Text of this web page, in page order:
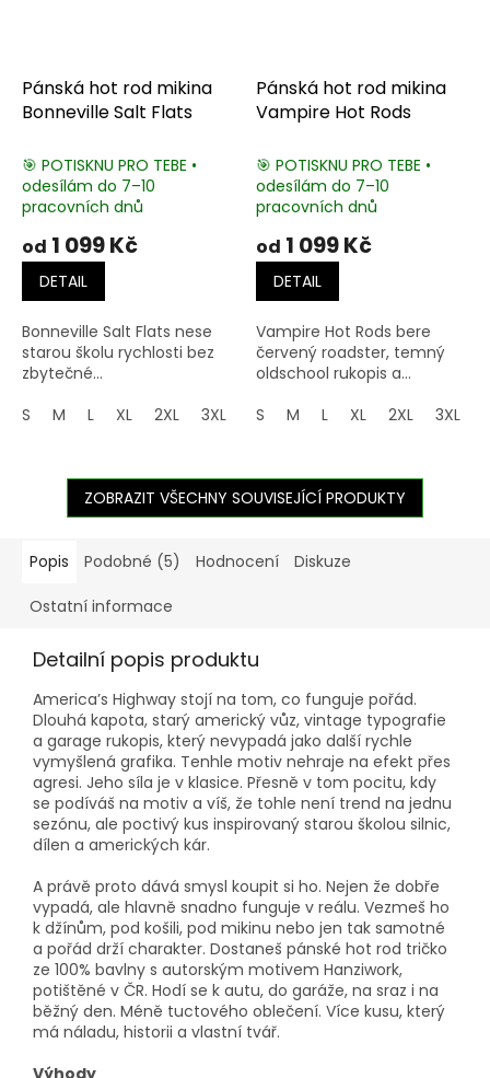
Pánská hot rod mikina
Bonneville Salt Flats
🎯 POTISKNU PRO TEBE •
odesílám do 7–10
pracovních dnů
od 1 099 Kč
DETAIL
Bonneville Salt Flats nese
starou školu rychlosti bez
zbytečné...
S
M L XL 2XL 3XL 4XL 5XL
Pánská hot rod mikina
Vampire Hot Rods
🎯 POTISKNU PRO TEBE •
odesílám do 7–10
pracovních dnů
od 1 099 Kč
DETAIL
Vampire Hot Rods bere
červený roadster, temný
oldschool rukopis a...
S
M L XL 2XL 3XL
ZOBRAZIT VŠECHNY SOUVISEJÍCÍ PRODUKTY
Popis Podobné (5) Hodnocení Diskuze
Ostatní informace
Detailní popis produktu
America’s Highway stojí na tom, co funguje pořád.
Dlouhá kapota, starý americký vůz, vintage typografie
a garage rukopis, který nevypadá jako další rychle
vymyšlená grafika. Tenhle motiv nehraje na efekt přes
agresi. Jeho síla je v klasice. Přesně v tom pocitu, kdy
se podíváš na motiv a víš, že tohle není trend na jednu
sezónu, ale poctivý kus inspirovaný starou školou silnic,
dílen a amerických kár.
A právě proto dává smysl koupit si ho. Nejen že dobře
vypadá, ale hlavně snadno funguje v reálu. Vezmeš ho
k džínům, pod košili, pod mikinu nebo jen tak samotné
a pořád drží charakter. Dostaneš pánské hot rod tričko
ze 100% bavlny s autorským motivem Hanziwork,
potištěné v ČR. Hodí se k autu, do garáže, na sraz i na
běžný den. Méně tuctového oblečení. Více kusu, který
má náladu, historii a vlastní tvář.
Výhody